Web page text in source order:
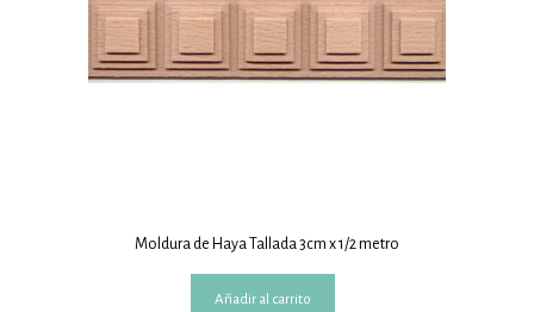
Moldura de Haya Tallada 3cm x 1/2 metro
Añadir al carrito